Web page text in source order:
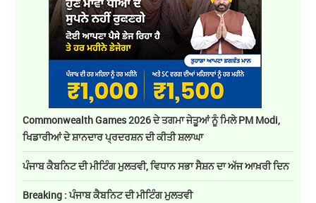
Commonwealth Games 2026 ਦੇ ਤਗਮਾ ਜੇਤੂਆਂ ਨੂੰ ਮਿਲੇ PM Modi,
ਖਿਡਾਰੀਆਂ ਦੇ ਸ਼ਾਨਦਾਰ ਪ੍ਰਦਰਸ਼ਨ ਦੀ ਕੀਤੀ ਸ਼ਲਾਘਾ
ਪੰਜਾਬ ਕੈਬਨਿਟ ਦੀ ਮੀਟਿੰਗ ਮੁਲਤਵੀ, ਵਿਧਾਨ ਸਭਾ ਸੈਸ਼ਨ ਦਾ ਅੱਜ ਆਖ਼ਰੀ ਦਿਨ
Breaking : ਪੰਜਾਬ ਕੈਬਨਿਟ ਦੀ ਮੀਟਿੰਗ ਮੁਲਤਵੀ